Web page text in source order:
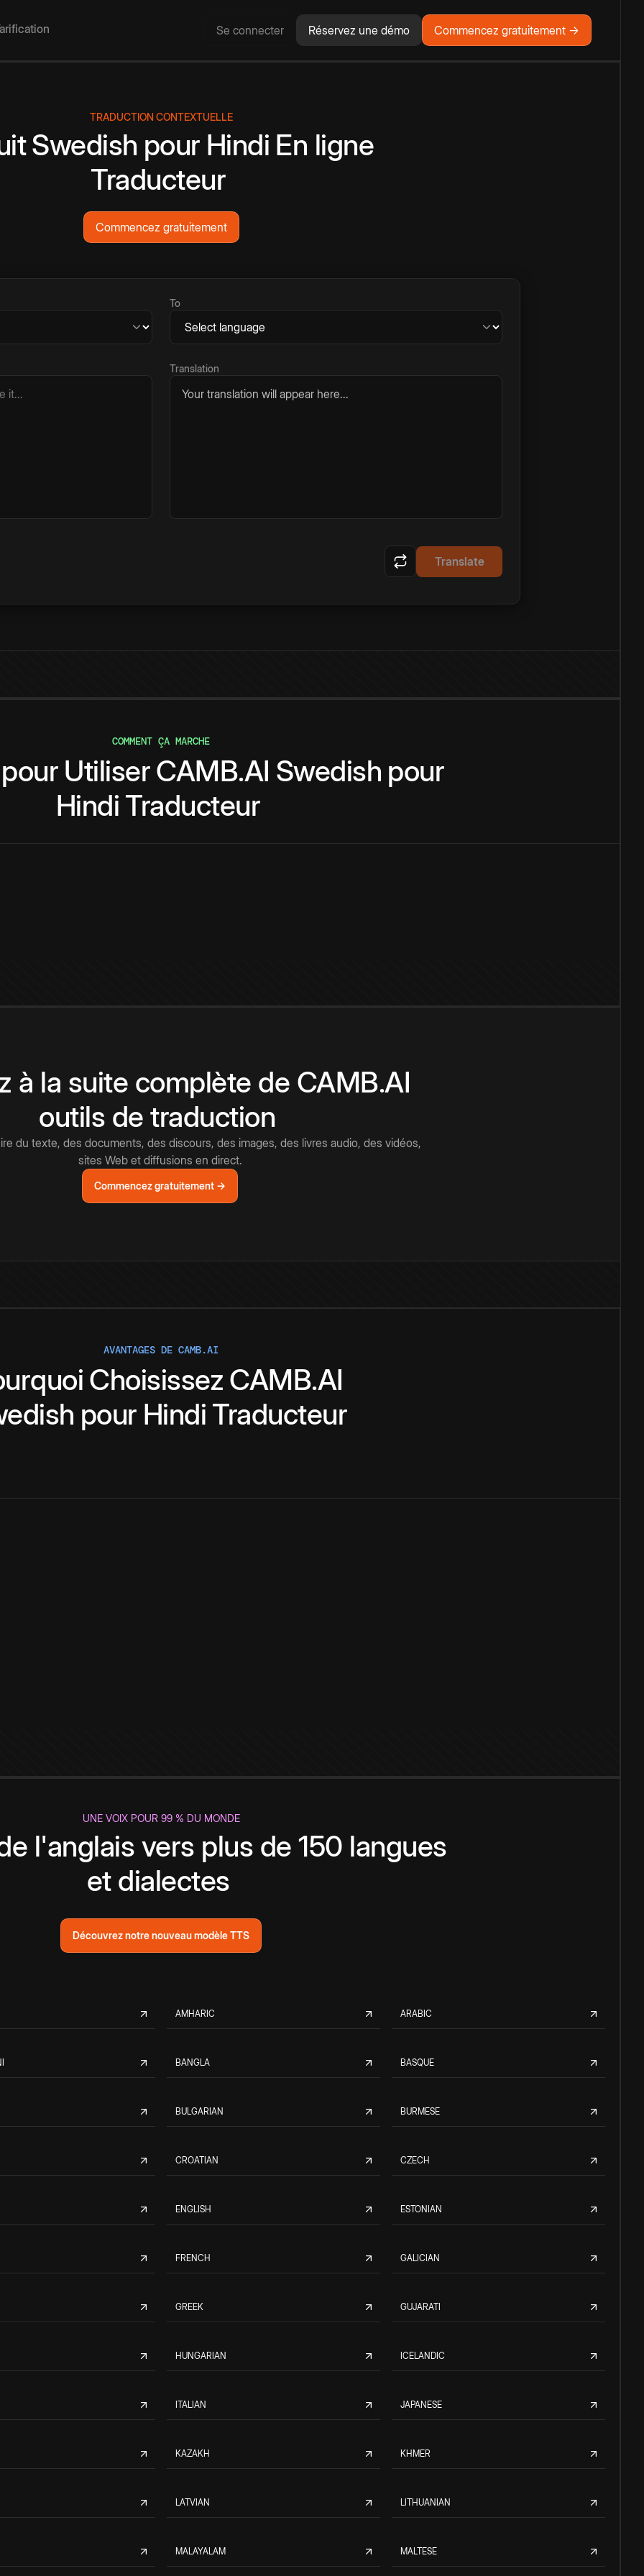
Se connecter Réservez une démo Commencez gratuitement →
TRADUCTION CONTEXTUELLE
Swedish pour Hindi En ligne
Traducteur
Commencez gratuitement
To
Translation
Your translation will appear here...
Translate
COMMENT ÇA MARCHE
pour UtiliserCAMB.AI Swedish pour
Hindi Traducteur
à la suite complète de CAMB.AI
outils de traduction
du texte, des documents, des discours, des images, des livres audio, des vidéos,
sites Web et diffusions en direct.
Commencez gratuitement →
AVANTAGES DE CAMB.AI
Choisissez CAMB.AI
pour Hindi Traducteur
UNE VOIX POUR 99 % DU MONDE
l'anglais vers plus de 150 langues
et dialectes
Découvrez notre nouveau modèle TTS
AMHARIC ARABIC
BANGLA BASQUE
BULGARIAN BURMESE
CROATIAN CZECH
ENGLISH ESTONIAN
FRENCH GALICIAN
GREEK GUJARATI
HUNGARIAN ICELANDIC
ITALIAN JAPANESE
KAZAKH KHMER
LATVIAN LITHUANIAN
MALAYALAM MALTESE